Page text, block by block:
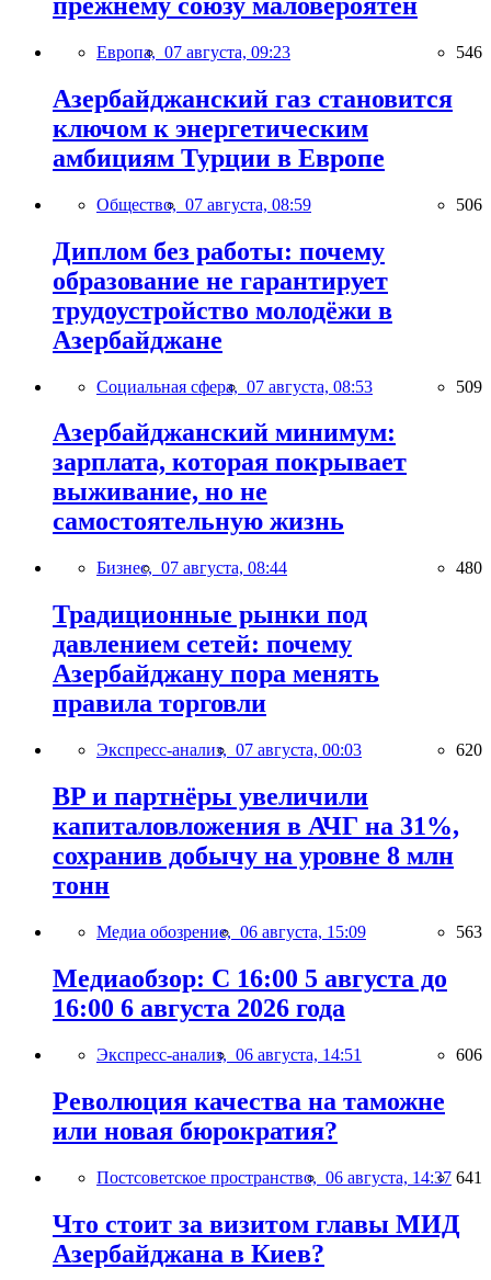
Европа, 07 августа, 09:23 546
Азербайджанский газ становится
ключом к энергетическим
амбициям Турции в Европе
Общество, 07 августа, 08:59 506
Диплом без работы: почему
образование не гарантирует
трудоустройство молодёжи в
Азербайджане
Социальная сфера, 07 августа, 08:53 509
Азербайджанский минимум:
зарплата, которая покрывает
выживание, но не
самостоятельную жизнь
Бизнес, 07 августа, 08:44 480
Традиционные рынки под
давлением сетей: почему
Азербайджану пора менять
правила торговли
Экспресс-анализ, 07 августа, 00:03 620
BP и партнёры увеличили
капиталовложения в АЧГ на 31%,
сохранив добычу на уровне 8 млн
тонн
Медиа обозрение, 06 августа, 15:09 563
Медиаобзор: С 16:00 5 августа до
16:00 6 августа 2026 года
Экспресс-анализ, 06 августа, 14:51 606
Революция качества на таможне
или новая бюрократия?
Постсоветское пространство, 06 августа, 14:37 641
Что стоит за визитом главы МИД
Азербайджана в Киев?